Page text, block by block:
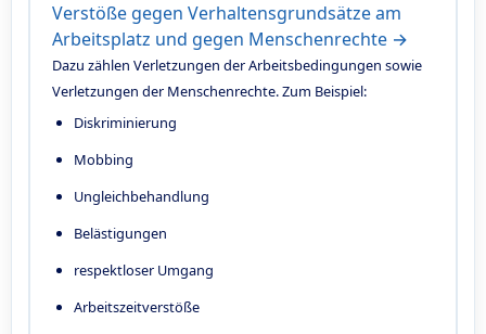
Verstöße gegen Verhaltensgrundsätze am
Arbeitsplatz und gegen Menschenrechte →
Dazu zählen Verletzungen der Arbeitsbedingungen sowie
Verletzungen der Menschenrechte. Zum Beispiel:
Diskriminierung
Mobbing
Ungleichbehandlung
Belästigungen
respektloser Umgang
Arbeitszeitverstöße